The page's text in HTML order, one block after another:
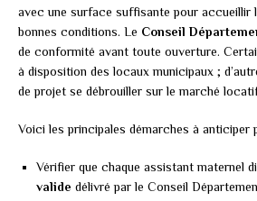
avec une surface suffisante pour accueillir
bonnes conditions. Le Conseil
de conformité avant toute ouverture.
à disposition des locaux municipaux ;
de projet se débrouiller sur le marché
Voici les principales démarches à anticiper
Vérifier que chaque assistant maternel
valide délivré par le Conseil